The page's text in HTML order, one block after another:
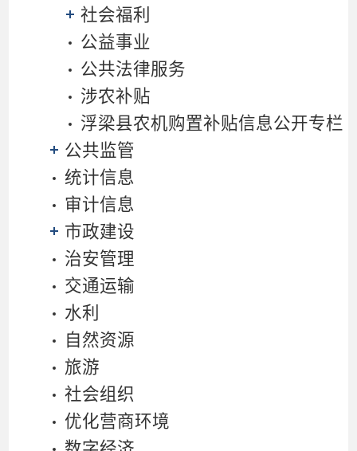
社会福利
公益事业
公共法律服务
涉农补贴
浮梁县农机购置补贴信息公开专栏
公共监管
统计信息
审计信息
市政建设
治安管理
交通运输
水利
自然资源
旅游
社会组织
优化营商环境